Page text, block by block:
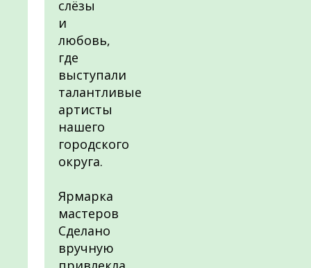
слёзы
и
любовь,
где
выступали
талантливые
артисты
нашего
городского
округа.
Ярмарка
мастеров
Сделано
вручную